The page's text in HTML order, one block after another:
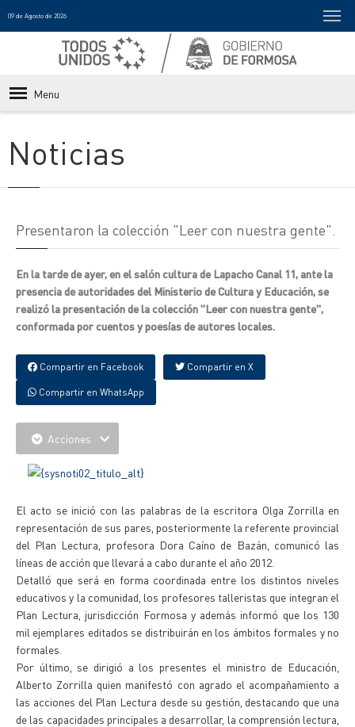
09 de Agosto de 2026
Menu
Noticias
Presentaron la colección "Leer con nuestra gente".
En la tarde de ayer, en el salón cultura de Lapacho Canal 11, ante la
presencia de autoridades del Ministerio de Cultura y Educación, se
realizó la presentación de la colección "Leer con nuestra gente",
conformada por cuentos y poesías de autores locales.
Compartir en Facebook Compartir en X
Compartir en WhatsApp
Acciones
El acto se inició con las palabras de la escritora Olga Zorrilla en
representación de sus pares, posteriormente la referente provincial
del Plan Lectura, profesora Dora Caíno de Bazán, comunicó las
líneas de acción que llevará a cabo durante el año 2012.
Detalló que será en forma coordinada entre los distintos niveles
educativos y la comunidad, los profesores talleristas que integran el
Plan Lectura, jurisdicción Formosa y además informó que los 130
mil ejemplares editados se distribuirán en los ámbitos formales y no
formales.
Por último, se dirigió a los presentes el ministro de Educación,
Alberto Zorrilla quien manifestó con agrado el acompañamiento a
las acciones del Plan Lectura desde su gestión, destacando que una
de las capacidades principales a desarrollar, la comprensión lectura,